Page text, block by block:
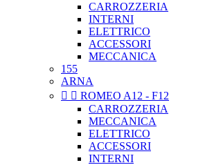
CARROZZERIA
INTERNI
ELETTRICO
ACCESSORI
MECCANICA
155
ARNA
  ROMEO A12 - F12
CARROZZERIA
MECCANICA
ELETTRICO
ACCESSORI
INTERNI